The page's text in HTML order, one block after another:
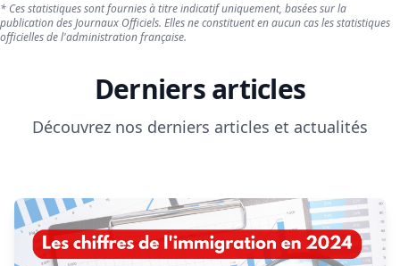
* Ces statistiques sont fournies à titre indicatif uniquement, basées sur la
publication des Journaux Officiels. Elles ne constituent en aucun cas les statistiques
officielles de l'administration française.
Derniers articles
Découvrez nos derniers articles et actualités